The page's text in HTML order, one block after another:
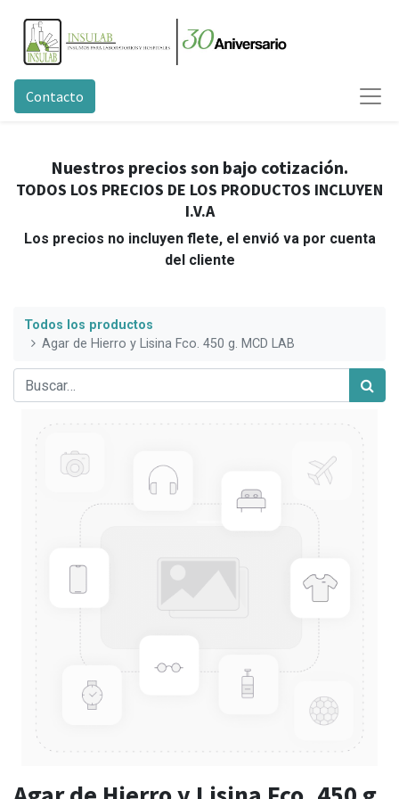
Contacto
Nuestros precios son bajo cotización.
TODOS LOS PRECIOS DE LOS PRODUCTOS INCLUYEN
I.V.A
Los precios no incluyen flete, el envió va por cuenta
del cliente
Todos los productos
Agar de Hierro y Lisina Fco. 450 g. MCD LAB